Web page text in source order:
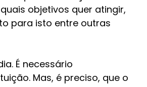
objetivos quer atingir,
para isto entre outras
É necessário
Mas, é preciso, que o